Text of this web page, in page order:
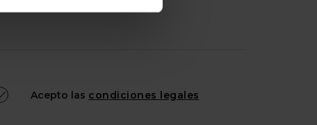
Acepto las condiciones legales